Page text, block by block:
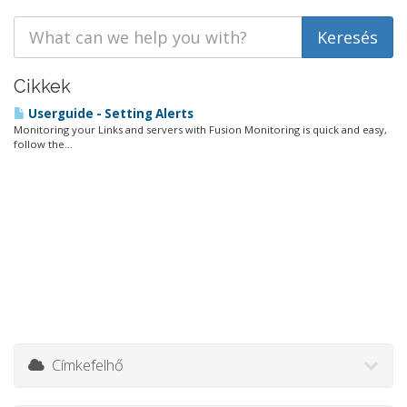
Cikkek
Userguide - Setting Alerts
Monitoring your Links and servers with Fusion Monitoring is quick and easy,
follow the...
Címkefelhő